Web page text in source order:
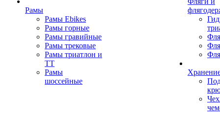
Рамы
Рамы Ebikes
Рамы горные
Рамы гравийные
Рамы трековые
Рамы триатлон и
ТТ
Рамы
шоссейные